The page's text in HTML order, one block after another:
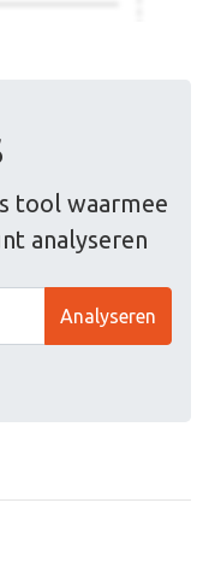
tool waarmee
analyseren
Analyseren